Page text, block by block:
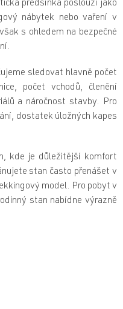
předsíňka poslouží jako
nábytek nebo vaření v
s ohledem na bezpečné
sledovat hlavně počet
počet vchodů, členění
a náročnost stavby. Pro
dostatek úložných kapes
kde je důležitější komfort
stan často přenášet v
model. Pro pobyt v
stan nabídne výrazně